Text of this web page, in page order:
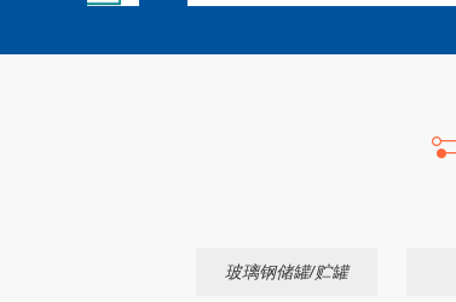
玻璃钢储罐/贮罐